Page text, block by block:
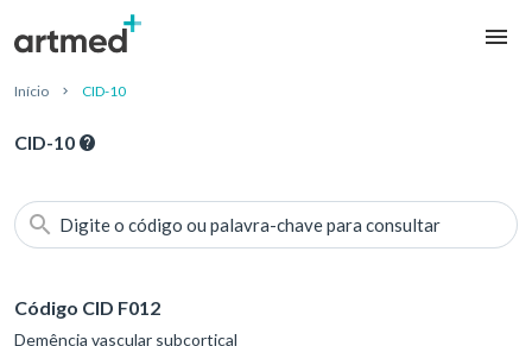
Início CID-10
CID-10
Digite o código ou palavra-chave para consultar
Código CID F012
Demência vascular subcortical